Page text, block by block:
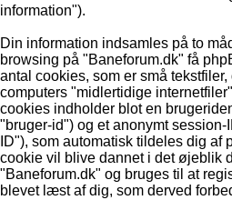
information").
Din information indsamles på to
browsing på "Baneforum.dk" få
antal cookies, som er små
computers "midlertidige
cookies indholder blot en
"bruger-id") og et anonymt
ID"), som automatisk tildeles dig af
cookie vil blive dannet i det øjeblik
"Baneforum.dk" og bruges til at
blevet læst af dig, som derved